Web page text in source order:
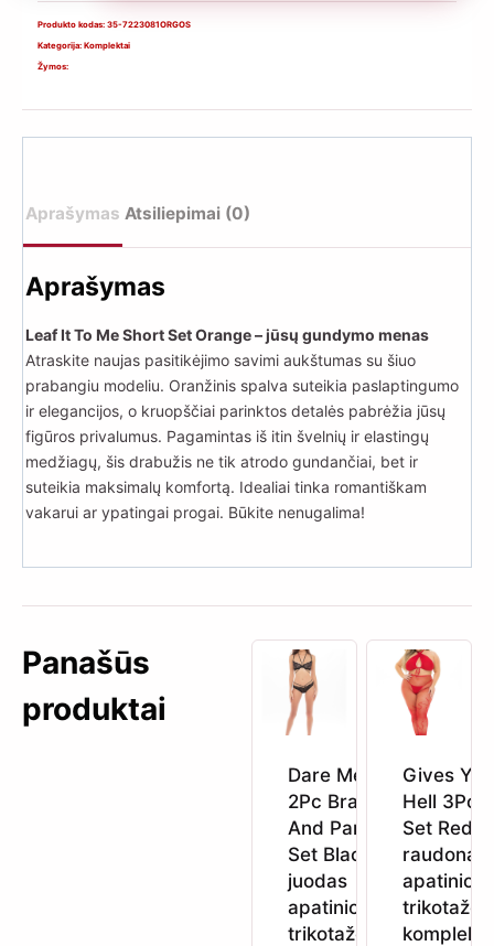
It
To
–
oranžinis
trikotažo
komplektas
(vienas
dydis)
Produkto kodas: 35-7223081ORGOS
Kategorija: Komplektai
Žymos:
Aprašymas Atsiliepimai (0)
Aprašymas
Leaf It To Me Short Set Orange – jūsų gundymo menas
Atraskite naujas pasitikėjimo savimi aukštumas su šiuo
prabangiu modeliu. Oranžinis spalva suteikia paslaptingumo
ir elegancijos, o kruopščiai parinktos detalės pabrėžia jūsų
figūros privalumus. Pagamintas iš itin švelnių ir elastingų
medžiagų, šis drabužis ne tik atrodo gundančiai, bet ir
suteikia maksimalų komfortą. Idealiai tinka romantiškam
vakarui ar ypatingai progai. Būkite nenugalima!
Panašūs
produktai
Dare Me
2Pc Bra
And Panty
Set Black –
juodas
apatinio
trikotažo
Gives You
Hell 3Pc
Set Red –
raudonas
apatinio
trikotažo